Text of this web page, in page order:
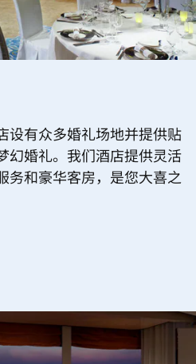
设有众多婚礼场地并提供贴
幻婚礼。我们酒店提供灵活
务和豪华客房，是您大喜之